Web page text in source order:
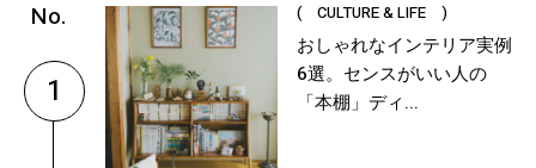
1
( CULTURE & LIFE )
おしゃれなインテリア実例
6選。センスがいい人の
「本棚」ディ...